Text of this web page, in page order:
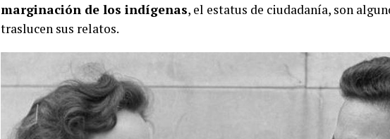
marginación de los indígenas, el estatus de ciudadanía, son
traslucen sus relatos.